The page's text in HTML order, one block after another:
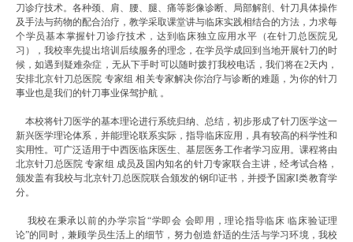
刀诊疗技术。各种颈、肩、腰、腿、痛等影像诊断、局部解剖、针刀具体操作
及手法与药物的配合治疗，教学采取课堂讲与临床实践相结合的方法，力求每
个学员基本掌握针刀诊疗技术，达到临床独立应用水平（在针刀总医院见
习），我校率先提出培训后续服务的理念，在学员学成回到当地开展针刀的时
候，如遇到疑难杂症，无从下手时可以随时拨打我校电话，我们将在2天内，
安排北京针刀总医院 专家组 相关专家解决你治疗与诊断的难题，为你的针刀
事业也是我们的针刀事业保驾护航 。
本校将针刀医学的基本理论进行系统归纳、总结，初步形成了针刀医学这一
新兴医学理论体系，并能理论联系实际，指导临床应用，具有较高的科学性和
实用性。可广泛适用于中西医临床医生、基层医务工作者学习应用。课程将由
北京针刀总医院 专家组 成员及国内知名的针刀专家联合主讲，经考试合格，
颁发盖有我校与北京针刀总医院联合颁发的钢印证书，并授予国家I类教育学
分。
我校在秉承以前的办学宗旨“学即会 会即用，理论指导临床 临床验证理
论”的同时，兼顾学员生活上的细节，努力创造舒适的生活与学习环境，我校